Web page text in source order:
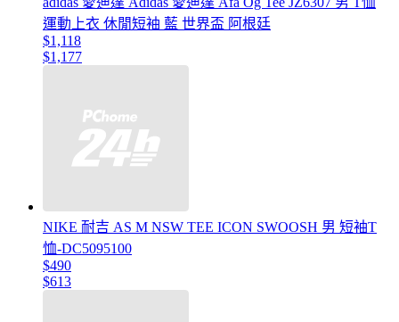
運動上衣 休閒短袖 藍 世界盃 阿根廷
$1,118
$1,177
NIKE 耐吉 AS M NSW TEE ICON SWOOSH 男 短袖T
恤-DC5095100
$490
$613